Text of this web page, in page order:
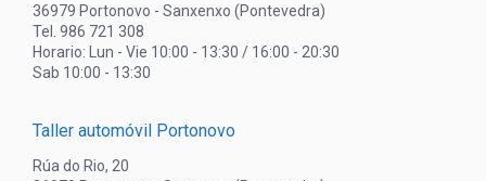
36979 Portonovo - Sanxenxo (Pontevedra)
Tel. 986 721 308
Horario: Lun - Vie 10:00 - 13:30 / 16:00 - 20:30
Sab 10:00 - 13:30
Taller automóvil Portonovo
Rúa do Rio, 20